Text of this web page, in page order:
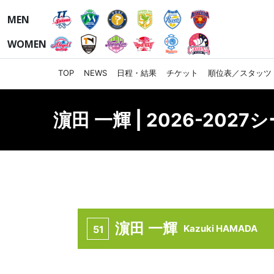
MEN
WOMEN
TOP NEWS 日程・結果 チケット 順位表／スタッツ
濵田 一輝 | 2026-2027シ
51 濵田 一輝 Kazuki HAMADA